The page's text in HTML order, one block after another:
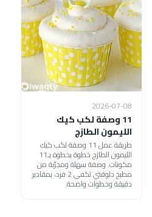
2026-07-08
11 وصفة لكب كيك
الليمون الطازج
طريقة عمل 11 وصفة لكب كيك
الليمون الطازج خطوة بخطوة بـ11
مكونات. وصفة سهلة ومجرّبة من
مطبخ دلوقتي تكفي 2 فرد، بمقادير
دقيقة وخطوات واضحة.